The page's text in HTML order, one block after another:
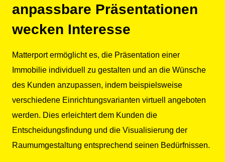
anpassbare Präsentationen
wecken Interesse
Matterport ermöglicht es, die Präsentation einer
Immobilie individuell zu gestalten und an die Wünsche
des Kunden anzupassen, indem beispielsweise
verschiedene Einrichtungsvarianten virtuell angeboten
werden. Dies erleichtert dem Kunden die
Entscheidungsfindung und die Visualisierung der
Raumumgestaltung entsprechend seinen Bedürfnissen.